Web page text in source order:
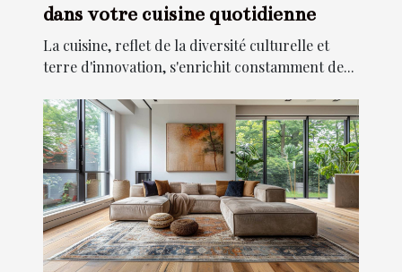
dans votre cuisine quotidienne
La cuisine, reflet de la diversité culturelle et
terre d'innovation, s'enrichit constamment de...